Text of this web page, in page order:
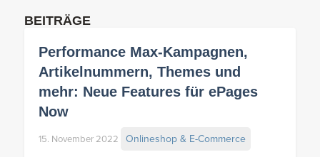
BEITRÄGE
Performance Max-Kampagnen,
Artikelnummern, Themes und
mehr: Neue Features für ePages
Now
15. November 2022 Onlineshop & E-Commerce